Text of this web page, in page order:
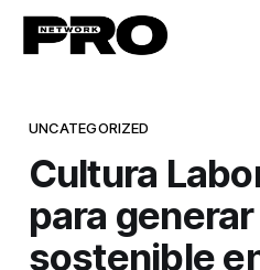
UNCATEGORIZED
Cultura
para
sostenible